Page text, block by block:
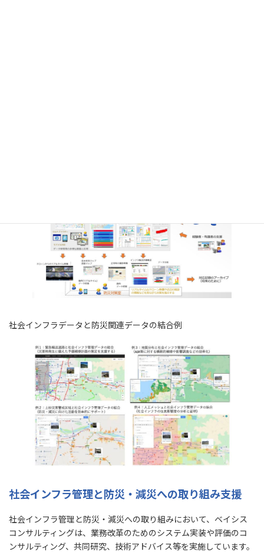
社会インフラデータと防災関連データの結合例
社会インフラ管理と防災・減災への取り組み支援
社会インフラ管理と防災・減災への取り組みにおいて、ベイシス
コンサルティングは、業務改革のためのシステム実装や評価のコ
ンサルティング、共同研究、技術アドバイス等を実施しています。